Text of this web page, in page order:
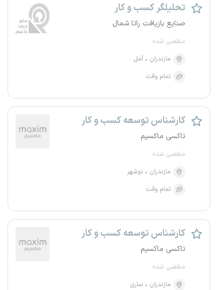
تحلیلگر کسب و کار
صنایع بازیافت راتا شمال
منقضی شده
مازندران
آمل
تمام وقت
کارشناس توسعه کسب و کار
تاکسی ماکسیم
منقضی شده
مازندران
نوشهر
تمام وقت
کارشناس توسعه کسب و کار
تاکسی ماکسیم
منقضی شده
مازندران
ساری